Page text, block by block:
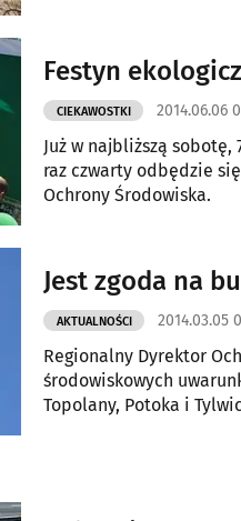
Festyn
CIEKAWOSTKI 2014.06.06
Już w najbliższą
raz czwarty odbędzie
Ochrony Środowiska.
Jest zgoda na
AKTUALNOŚCI 2014.03.05
Regionalny Dyrektor
środowiskowych
Topolany, Potoka i